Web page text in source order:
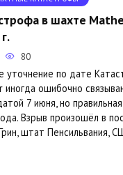
в шахте
80
уточнение по дате
иногда ошибочно
7 июня, но
Взрыв произошёл в
штат Пенсильвания,